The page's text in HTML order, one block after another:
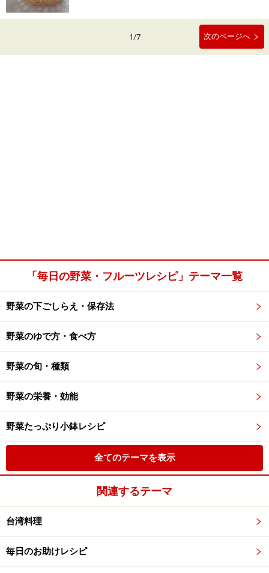
1/7 次のページへ
「毎日の野菜・フルーツレシピ」テーマ一覧
野菜の下ごしらえ・保存法
野菜のゆで方・食べ方
野菜の旬・種類
野菜の栄養・効能
野菜たっぷり小鉢レシピ
全てのテーマを表示
関連するテーマ
台湾料理
毎日のお助けレシピ